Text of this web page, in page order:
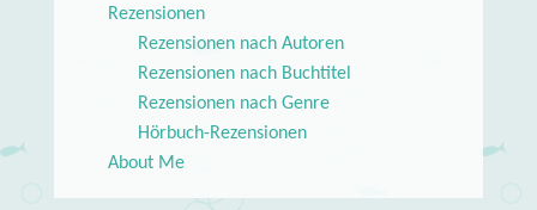
Rezensionen
Rezensionen nach Autoren
Rezensionen nach Buchtitel
Rezensionen nach Genre
Hörbuch-Rezensionen
About Me